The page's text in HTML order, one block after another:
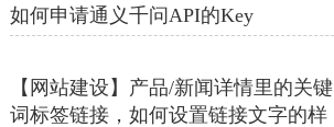
如何申请通义千问API的Key
【网站建设】产品/新闻详情里的关键
词标签链接，如何设置链接文字的样